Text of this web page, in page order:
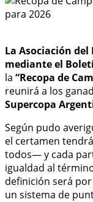
La Asociación
mediante el
la “Recopa de
reunirá a los
Supercopa
Según pudo
el certamen
todos— y cada
igualdad al
definición será
un sistema de